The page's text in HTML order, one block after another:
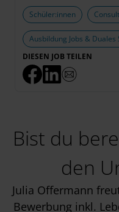
Schüler:innen
Ausbildung Jobs & Duales
DIESEN JOB TEILEN
Bist du
den
Julia Offermann
Bewerbung inkl.